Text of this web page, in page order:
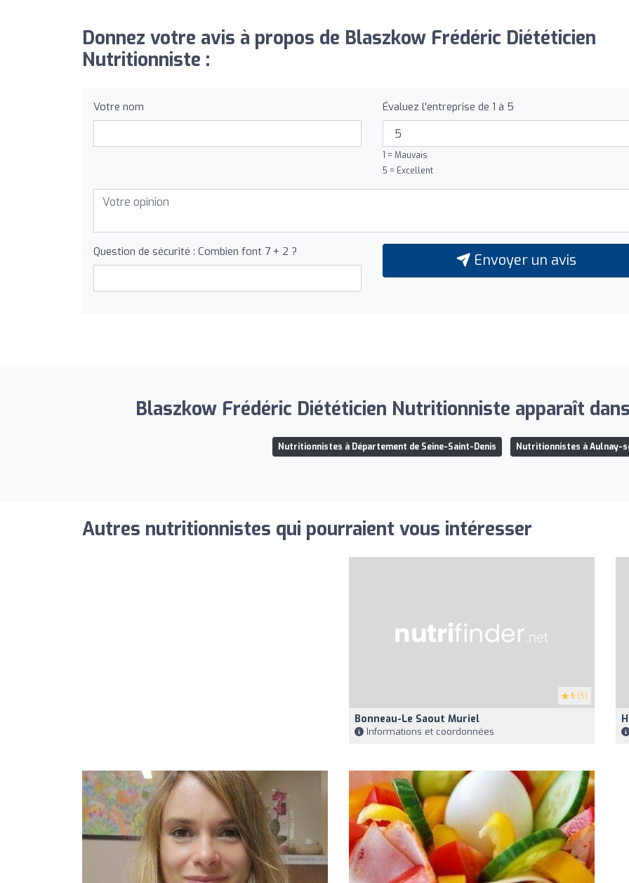
Donnez votre avis à propos de Blaszkow Frédéric Diététicien
Nutritionniste :
Votre nom Évaluez l'entreprise de 1 à 5
1 = Mauvais
5 = Excellent
Question de sécurité : Combien font 7 + 2 ? Envoyer un avis
Blaszkow Frédéric Diététicien Nutritionniste apparaît
Nutritionnistes à Département de Seine-Saint-Denis Nutritionnistes à Aulnay-
Autres nutritionnistes qui pourraient vous intéresser
5 (5)
Bonneau-Le Saout Muriel
Informations et coordonnées